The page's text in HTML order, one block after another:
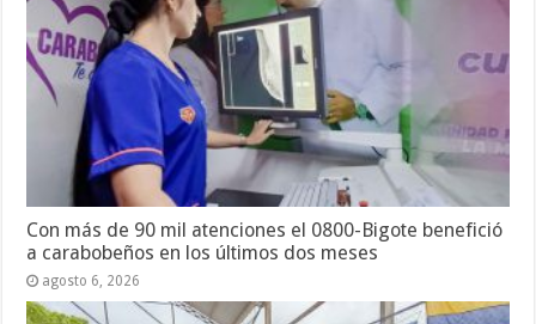
Con más de 90 mil atenciones el 0800-Bigote benefició
a carabobeños en los últimos dos meses
agosto 6, 2026